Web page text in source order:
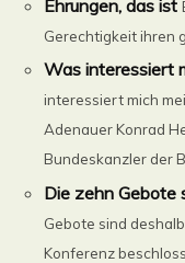
Ehrungen, das ist
Gerechtigkeit ihren
Was interessiert
interessiert mich
Adenauer Konrad
Bundeskanzler der
Die zehn Gebote
Gebote sind
Konferenz